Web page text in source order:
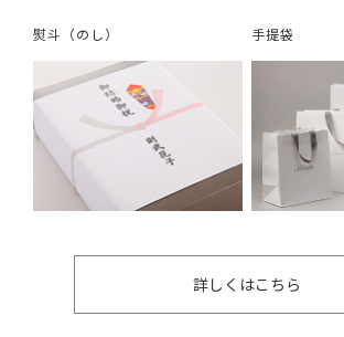
熨斗（のし） 手提袋
詳しくはこちら